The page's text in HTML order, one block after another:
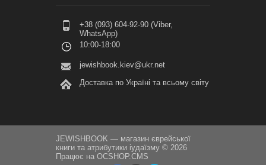
+38 (093) 604-92-90 (Viber,
WhatsApp)
10:00-18:00
jewishbook.kiev@ukr.net
Доставка по Україні та всьому світу
JEWISHBOOK — магазин єврейської
книги та атрибутики іудаїзму © 2026
Працює на OCSHOP.CMS